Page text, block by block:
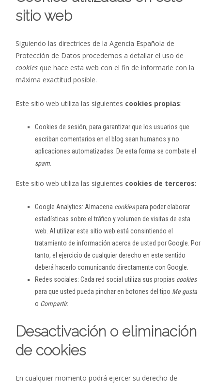
sitio web
Siguiendo las directrices de la Agencia Española de
Protección de Datos procedemos a detallar el uso de
cookies que hace esta web con el fin de informarle con la
máxima exactitud posible.
Este sitio web utiliza las siguientes cookies propias:
Cookies de sesión, para garantizar que los usuarios que
escriban comentarios en el blog sean humanos y no
aplicaciones automatizadas. De esta forma se combate el
spam
Este sitio web utiliza las siguientes cookies de terceros:
Google Analytics: Almacena cookiespara poder elaborar
estadísticas sobre el tráfico y volumen de visitas de esta
web. Al utilizar este sitio web está consintiendo el
tratamiento de información acerca de usted por Google. Por
tanto, el ejercicio de cualquier derecho en este sentido
deberá hacerlo comunicando directamente con Google.
Redes sociales: Cada red social utiliza sus propias cookies
para que usted pueda pinchar en botones del tipo Me gusta
o Compartir.
Desactivación o eliminación
de cookies
En cualquier momento podrá ejercer su derecho de